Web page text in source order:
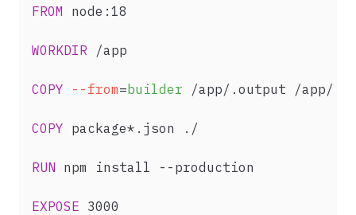
FROM node:18
WORKDIR /app
COPY --from= builder /app/.output /app/
COPY package*.json ./
RUN npm install --production
EXPOSE 3000